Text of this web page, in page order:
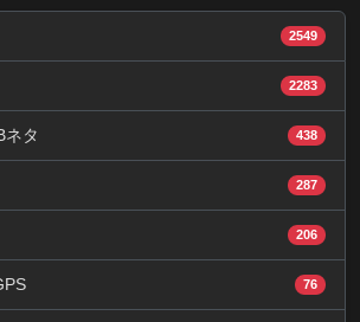
2549
2283
ネタ 438
287
206
76